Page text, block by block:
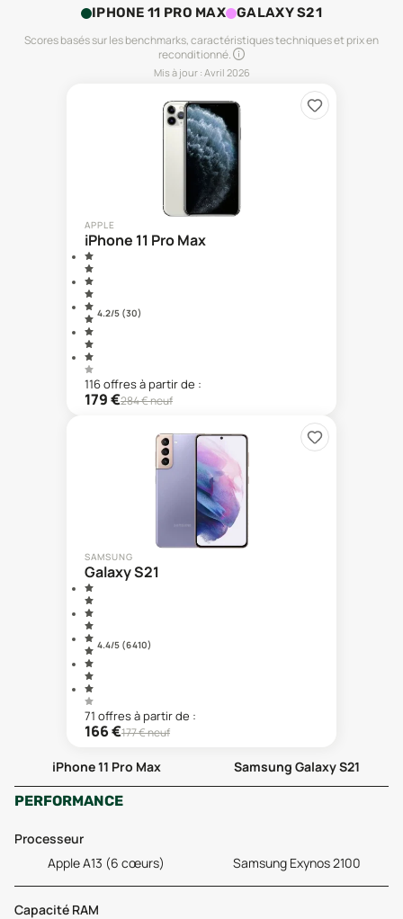
IPHONE 11 PRO MAX GALAXY S21
Scores basés sur les benchmarks, caractéristiques techniques et prix en
reconditionné.
Mis à jour : Avril 2026
APPLE
iPhone 11 Pro Max
4.2/5 (30)
116offresà partir de :
179€284€ neuf
SAMSUNG
Galaxy S21
4.4/5 (6 410)
71 offresà partir de :
166€177€ neuf
iPhone 11 Pro Max
Samsung Galaxy S21
PERFORMANCE
Processeur
Apple A13 (6 cœurs)
Samsung Exynos 2100
Capacité RAM